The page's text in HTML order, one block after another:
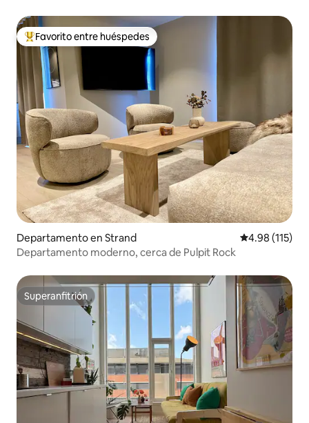
De los mejores en Favorito entre huéspedes
Favorito entre huéspedes
Departamento en Strand Calificación
4.98 (115)
Departamento moderno, cerca de Pulpit Rock
Superanfitrión
Superanfitrión